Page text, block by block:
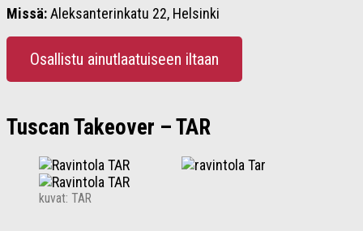
Missä:Aleksanterinkatu 22, Helsinki
Osallistu ainutlaatuiseen iltaan
Tuscan Takeover – TAR
kuvat: TAR